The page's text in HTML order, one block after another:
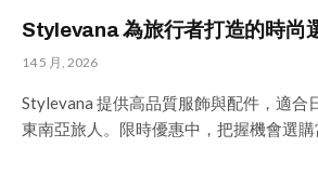
Stylevana 為旅行者打造的時尚
14 5 月, 2026
Stylevana 提供高品質服飾與配件，適合
東南亞旅人。限時優惠中，把握機會選購